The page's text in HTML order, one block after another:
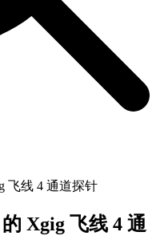
飞线 4 通道探针
Xgig 飞线 4 通